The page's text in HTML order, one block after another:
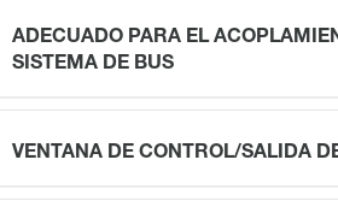
ADECUADO PARA EL
SISTEMA DE BUS
VENTANA DE CONTROL/SALIDA